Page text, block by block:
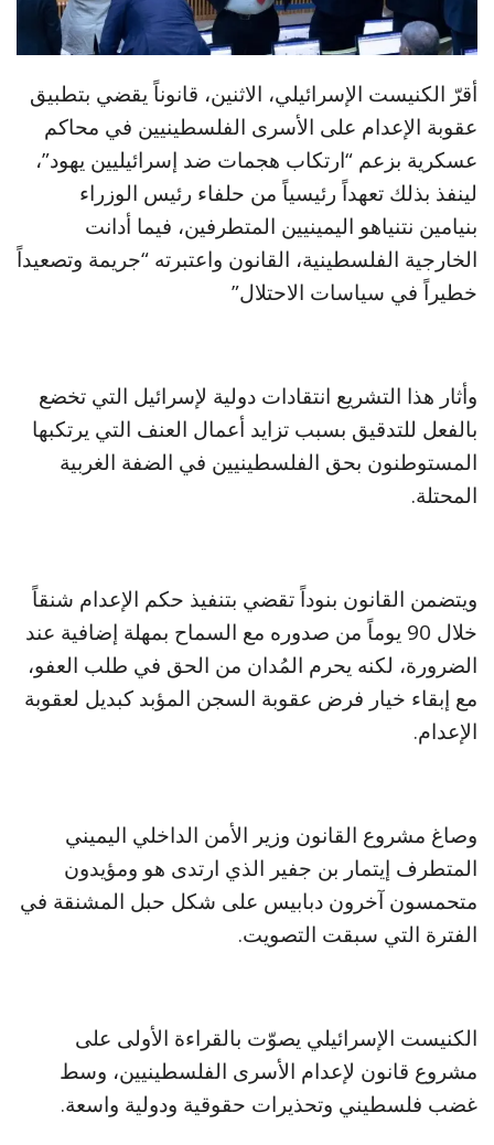
⁠أقرّ ‌الكنيست الإسرائيلي، الاثنين، ⁠قانوناً يقضي بتطبيق
⁠عقوبة الإعدام ​على الأسرى الفلسطينيين ⁠في محاكم ​
عسكرية ​بزعم “ارتكاب هجمات ‌ضد إسرائيليين يهود”، ​
لينفذ ⁠بذلك ​تعهداً ⁠رئيسياً من حلفاء ‌رئيس الوزراء
‌بنيامين نتنياهو ​اليمينيين المتطرفين، فيما أدانت
الخارجية الفلسطينية، القانون واعتبرته “جريمة وتصعيداً
خطيراً في سياسات الاحتلال”
وأثار هذا التشريع انتقادات دولية لإسرائيل التي تخضع
بالفعل للتدقيق بسبب تزايد أعمال ‌العنف التي يرتكبها
المستوطنون بحق الفلسطينيين في الضفة الغربية
المحتلة.
ويتضمن القانون بنوداً تقضي بتنفيذ حكم الإعدام شنقاً
خلال 90 يوماً من صدوره مع السماح بمهلة إضافية عند
الضرورة، لكنه يحرم المُدان من الحق في طلب العفو،
مع إبقاء خيار فرض عقوبة السجن المؤبد كبديل لعقوبة
الإعدام.
وصاغ مشروع القانون وزير الأمن الداخلي اليميني
المتطرف إيتمار بن جفير الذي ارتدى هو ومؤيدون
متحمسون آخرون دبابيس على شكل حبل المشنقة في
الفترة التي سبقت التصويت.
الكنيست الإسرائيلي يصوّت بالقراءة الأولى على
مشروع قانون لإعدام الأسرى الفلسطينيين، وسط
غضب فلسطيني وتحذيرات حقوقية ودولية واسعة.